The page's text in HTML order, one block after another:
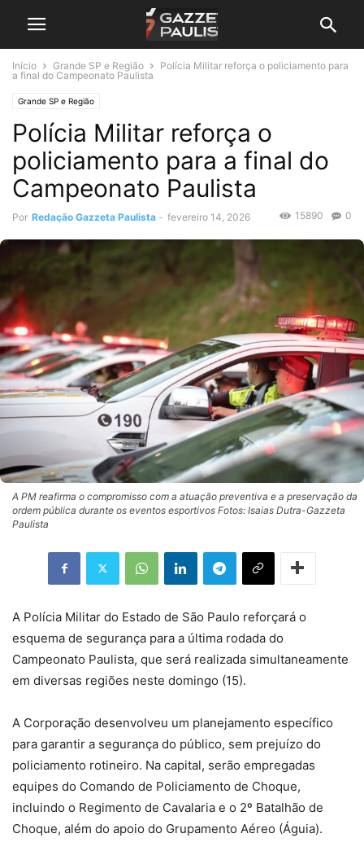
Início Grande SP e Região
Polícia Militar reforça o policiamento para
a final do Campeonato Paulista
Grande SP e Região
Polícia Militar reforça o
policiamento para a final do
Campeonato Paulista
Por Redação Gazzeta Paulista - fevereiro 14, 2026 0
15890
A PM reafirma o compromisso com a atuação preventiva e a preservação da
ordem pública durante os eventos esportivos Fotos: Isaias Dutra-Gazzeta
Paulista
A Polícia Militar do Estado de São Paulo reforçará o
esquema de segurança para a última rodada do
Campeonato Paulista, que será realizada simultaneamente
em diversas regiões neste domingo (15).
A Corporação desenvolveu um planejamento específico
para garantir a segurança do público, sem prejuízo do
policiamento rotineiro. Na capital, serão empregadas
equipes do Comando de Policiamento de Choque,
incluindo o Regimento de Cavalaria e o 2º Batalhão de
Choque, além do apoio do Grupamento Aéreo (Águia).